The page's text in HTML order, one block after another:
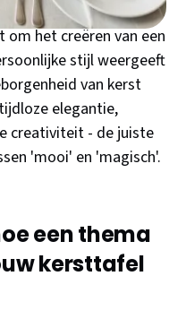
verder dan alleen
het creëren van een
stijl weergeeft
van kerst
elegantie,
creativiteit - de juiste
'mooi' en 'magisch'.
een thema
kersttafel